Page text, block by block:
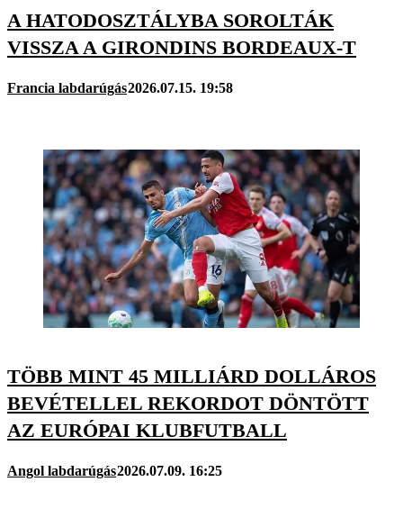
A HATODOSZTÁLYBA SOROLTÁK
VISSZA A GIRONDINS BORDEAUX-T
Francia labdarúgás2026.07.15. 19:58
TÖBB MINT 45 MILLIÁRD DOLLÁROS
BEVÉTELLEL REKORDOT DÖNTÖTT
AZ EURÓPAI KLUBFUTBALL
Angol labdarúgás2026.07.09. 16:25